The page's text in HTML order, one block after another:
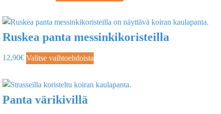
Ruskea panta messinkikoristeilla
12,90€ Valitse vaihtoehdoista
Panta värikivillä